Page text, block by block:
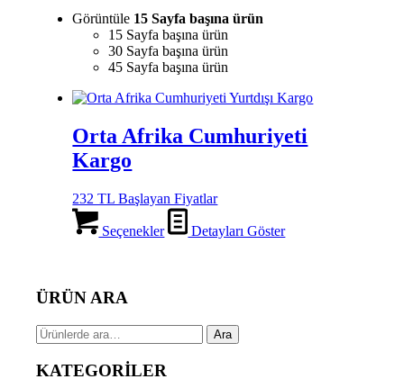
Görüntüle 15 Sayfa başına ürün
15 Sayfa başına ürün
30 Sayfa başına ürün
45 Sayfa başına ürün
Orta Afrika Cumhuriyeti
Kargo
232 TL Başlayan Fiyatlar
Seçenekler Detayları Göster
ÜRÜN ARA
Ara: Ara
KATEGORİLER